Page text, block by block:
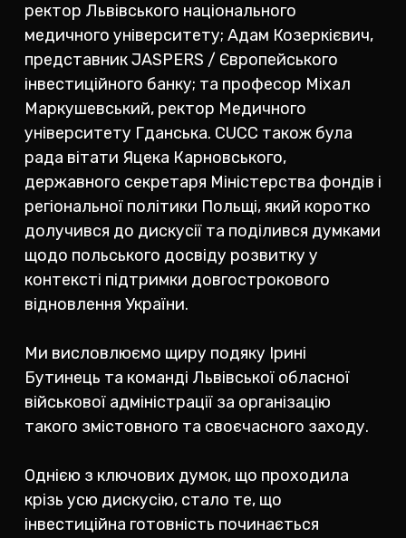
ректор Львівського національного
медичного університету; Адам Козеркієвич,
представник JASPERS / Європейського
інвестиційного банку; та професор Міхал
Маркушевський, ректор Медичного
університету Гданська. CUCC також була
рада вітати Яцека Карновського,
державного секретаря Міністерства фондів і
регіональної політики Польщі, який коротко
долучився до дискусії та поділився думками
щодо польського досвіду розвитку у
контексті підтримки довгострокового
відновлення України.
Ми висловлюємо щиру подяку Ірині
Бутинець та команді Львівської обласної
військової адміністрації за організацію
такого змістовного та своєчасного заходу.
Однією з ключових думок, що проходила
крізь усю дискусію, стало те, що
інвестиційна готовність починається